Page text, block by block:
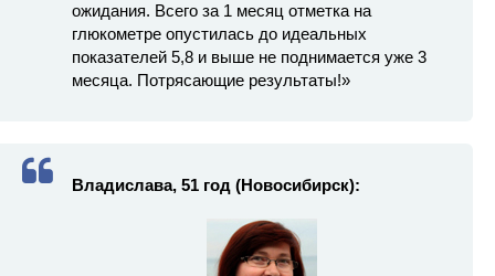
ожидания. Всего за 1 месяц отметка на
глюкометре опустилась до идеальных
показателей 5,8 и выше не поднимается уже 3
месяца. Потрясающие результаты!»
Владислава, 51 год (Новосибирск):